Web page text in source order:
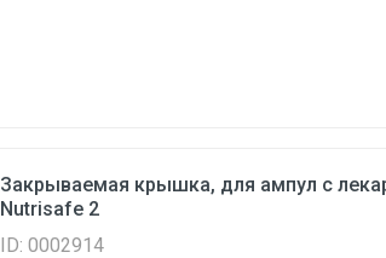
Закрываемая крышка, для ампул с
Nutrisafe 2
ID: 0002914